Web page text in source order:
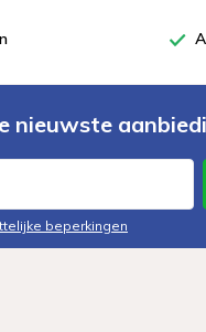
nieuwste
beperkingen